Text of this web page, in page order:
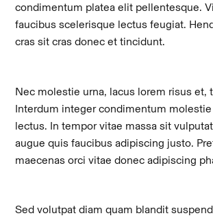
condimentum platea elit pellentesque.
faucibus scelerisque lectus feugiat.
cras sit cras donec et tincidunt.
Nec molestie urna, lacus lorem risus et,
Interdum integer condimentum
lectus. In tempor vitae massa sit
augue quis faucibus adipiscing justo.
maecenas orci vitae donec adipiscing
Sed volutpat diam quam blandit